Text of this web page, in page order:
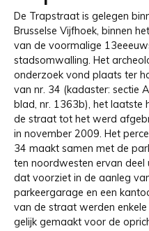
De Trapstraat is gelegen
Brusselse Vijfhoek, binnen
van de voormalige
stadsomwalling. Het
onderzoek vond plaats ter
van nr. 34 (kadaster: sectie
blad, nr. 1363b), het laatste
de straat tot het werd
in november 2009. Het
34 maakt samen met de
ten noordwesten ervan
dat voorziet in de aanleg
parkeergarage en een
van de straat werden
gelijk gemaakt voor de